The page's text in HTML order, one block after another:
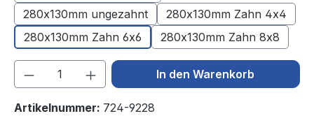
280x130mm ungezahnt
280x130mm Zahn 4x4
280x130mm Zahn 6x6
280x130mm Zahn 8x8
Produkt Anzahl: Gib denIn den Warenkorb
Artikelnummer: 724-9228